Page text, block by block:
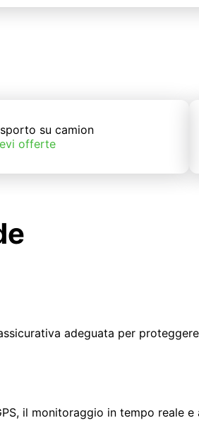
su camion
offerte
adeguata per
il monitoraggio in tempo reale e